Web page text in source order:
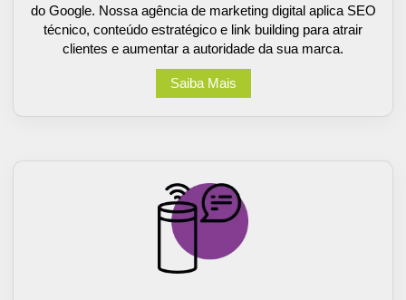
do Google. Nossa agência de marketing digital aplica SEO
técnico, conteúdo estratégico e link building para atrair
clientes e aumentar a autoridade da sua marca.
Saiba Mais